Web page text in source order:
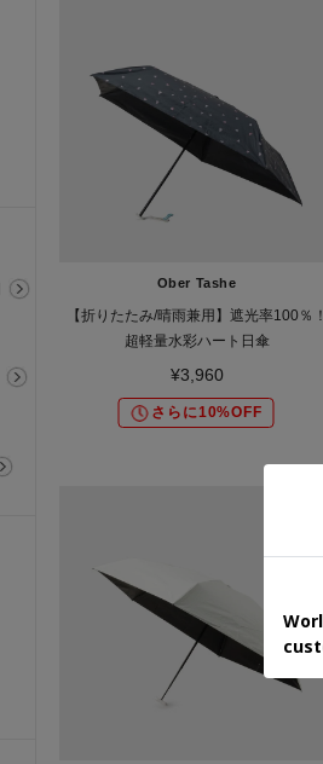
Ober Tashe
【折りたたみ/晴雨兼用】遮光率100％！
超軽量水彩ハート日傘
¥3,960
さらに10%OFF